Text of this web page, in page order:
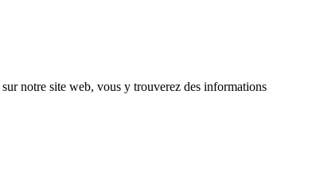
sur notre site web, vous y trouverez des informations